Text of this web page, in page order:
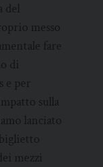
del
messo
fare
di
e per
sulla
lanciato
mezzi